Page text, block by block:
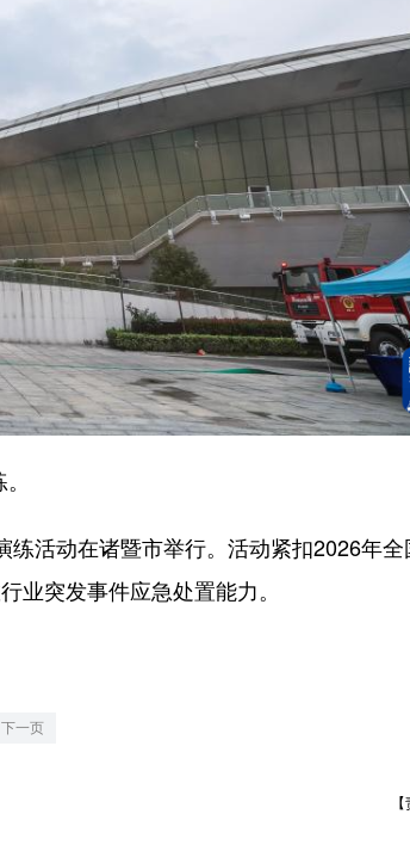
活动在诸暨市举行。活动紧扣2026年全
业突发事件应急处置能力。
下一页